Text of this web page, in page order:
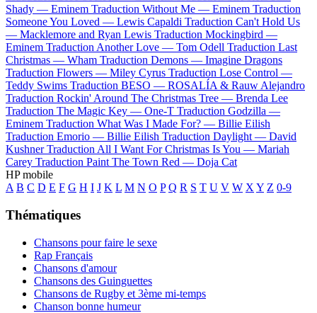
Shady — Eminem Traduction Without Me — Eminem Traduction
Someone You Loved — Lewis Capaldi Traduction Can't Hold Us
— Macklemore and Ryan Lewis Traduction Mockingbird —
Eminem Traduction Another Love — Tom Odell Traduction Last
Christmas — Wham Traduction Demons — Imagine Dragons
Traduction Flowers — Miley Cyrus Traduction Lose Control —
Teddy Swims Traduction BESO — ROSALÍA & Rauw Alejandro
Traduction Rockin' Around The Christmas Tree — Brenda Lee
Traduction The Magic Key — One-T Traduction Godzilla —
Eminem Traduction What Was I Made For? — Billie Eilish
Traduction Emorio — Billie Eilish Traduction Daylight — David
Kushner Traduction All I Want For Christmas Is You — Mariah
Carey Traduction Paint The Town Red — Doja Cat
HP mobile
A B C D E F G H I J K L M N O P Q R S T U V W X Y Z 0-9
Thématiques
Chansons pour faire le sexe
Rap Français
Chansons d'amour
Chansons des Guinguettes
Chansons de Rugby et 3ème mi-temps
Chanson bonne humeur